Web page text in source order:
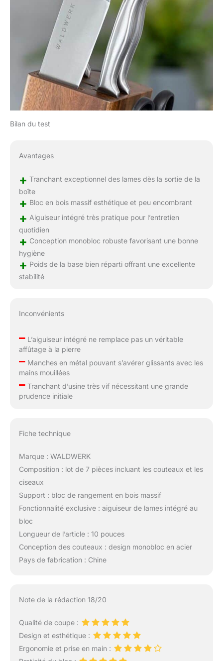
Bilan du test
Avantages
+ Tranchant exceptionnel des lames dès la sortie de la
boîte
+ Bloc en bois massif esthétique et peu encombrant
+ Aiguiseur intégré très pratique pour l’entretien
quotidien
+ Conception monobloc robuste favorisant une bonne
hygiène
+ Poids de la base bien réparti offrant une excellente
stabilité
Inconvénients
–L’aiguiseur intégré ne remplace pas un véritable
affûtage à la pierre
–Manches en métal pouvant s’avérer glissants avec les
mains mouillées
–Tranchant d’usine très vif nécessitant une grande
prudence initiale
Fiche technique
Marque : WALDWERK
Composition : lot de 7 pièces incluant les couteaux et les
ciseaux
Support : bloc de rangement en bois massif
Fonctionnalité exclusive : aiguiseur de lames intégré au
bloc
Longueur de l’article : 10 pouces
Conception des couteaux : design monobloc en acier
Pays de fabrication : Chine
Note de la rédaction 18/20
Qualité de coupe :
Design et esthétique :
Ergonomie et prise en main :